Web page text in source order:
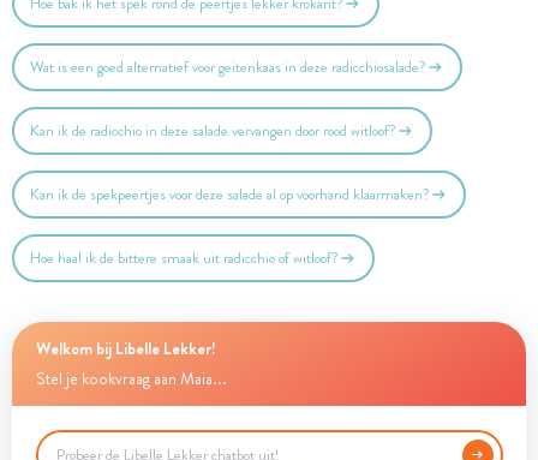
Wat is een goed alternatief voor geitenkaas in deze radicchiosalade?
Kan ik de radicchio in deze salade vervangen door rood witloof?
Kan ik de spekpeertjes voor deze salade al op voorhand klaarmaken?
Hoe haal ik de bittere smaak uit radicchio of witloof?
Welkom bij Libelle Lekker!
Stel je kookvraag aan Maia...